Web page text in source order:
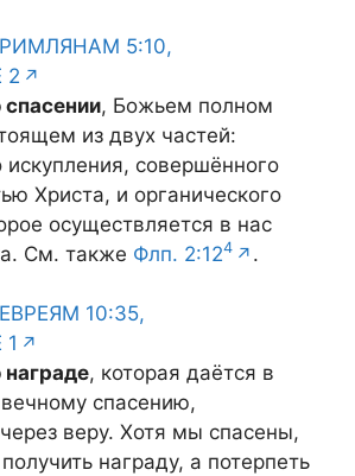
5:10,
2
спасении, Божьем полном
из двух частей:
совершённого
Христа, и органического
осуществляется в нас
См. также Флп. 2:124 .
10:35,
награде, которая даётся в
спасению,
веру. Хотя мы спасены,
награду, а потерпеть